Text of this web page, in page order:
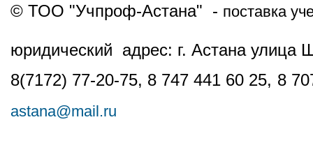
© ТОО "Учпроф-Астана" - поставка
юридический адрес: г. Астана
8(7172) 77-20-75, 8 747 441 60 25, 8
astana@mail.ru